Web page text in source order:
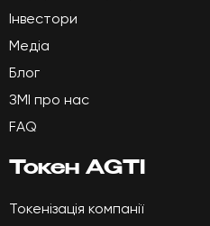
Інвестори
Медіа
Блог
ЗМІ про нас
FAQ
Токен AGTI
Токенізація компанії
Мова: UK
Наші соцмережі: